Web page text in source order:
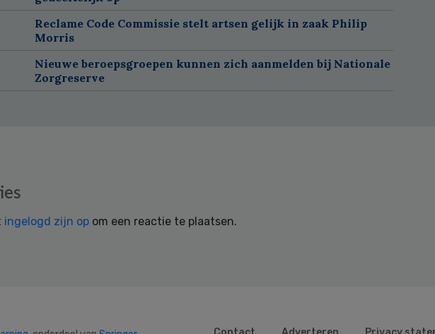
Reclame Code Commissie stelt artsen gelijk in zaak Philip
Morris
Nieuwe beroepsgroepen kunnen zich aanmelden bij Nationale
Zorgreserve
ingelogd zijn op om een reactie te plaatsen.